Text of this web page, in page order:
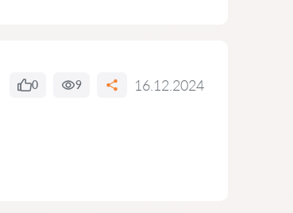
0 9 16.12.2024